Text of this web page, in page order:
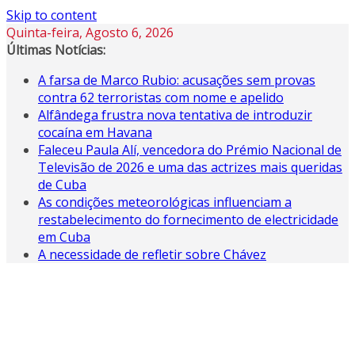
Skip to content
Quinta-feira, Agosto 6, 2026
Últimas Notícias:
A farsa de Marco Rubio: acusações sem provas
contra 62 terroristas com nome e apelido
Alfândega frustra nova tentativa de introduzir
cocaína em Havana
Faleceu Paula Alí, vencedora do Prémio Nacional de
Televisão de 2026 e uma das actrizes mais queridas
de Cuba
As condições meteorológicas influenciam a
restabelecimento do fornecimento de electricidade
em Cuba
A necessidade de refletir sobre Chávez